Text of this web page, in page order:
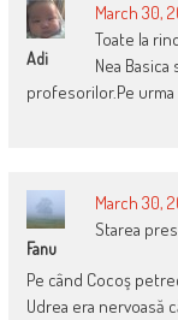
Adi
March 30,
Toate la
Nea
profesorilor.Pe
Fanu
March 30,
Starea
Pe când Cocoş
Udrea era nervoasă